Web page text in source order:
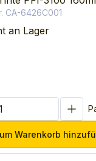
CA-6426C001
an Lager
Warenkorb